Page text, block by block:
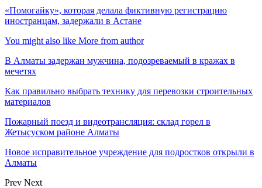
«Помогайку», которая делала фиктивную регистрацию
иностранцам, задержали в Астане
You might also like More from author
В Алматы задержан мужчина, подозреваемый в кражах в
мечетях
Как правильно выбрать технику для перевозки строительных
материалов
Пожарный поезд и видеотрансляция: склад горел в
Жетысуском районе Алматы
Новое исправительное учреждение для подростков открыли в
Алматы
Prev Next